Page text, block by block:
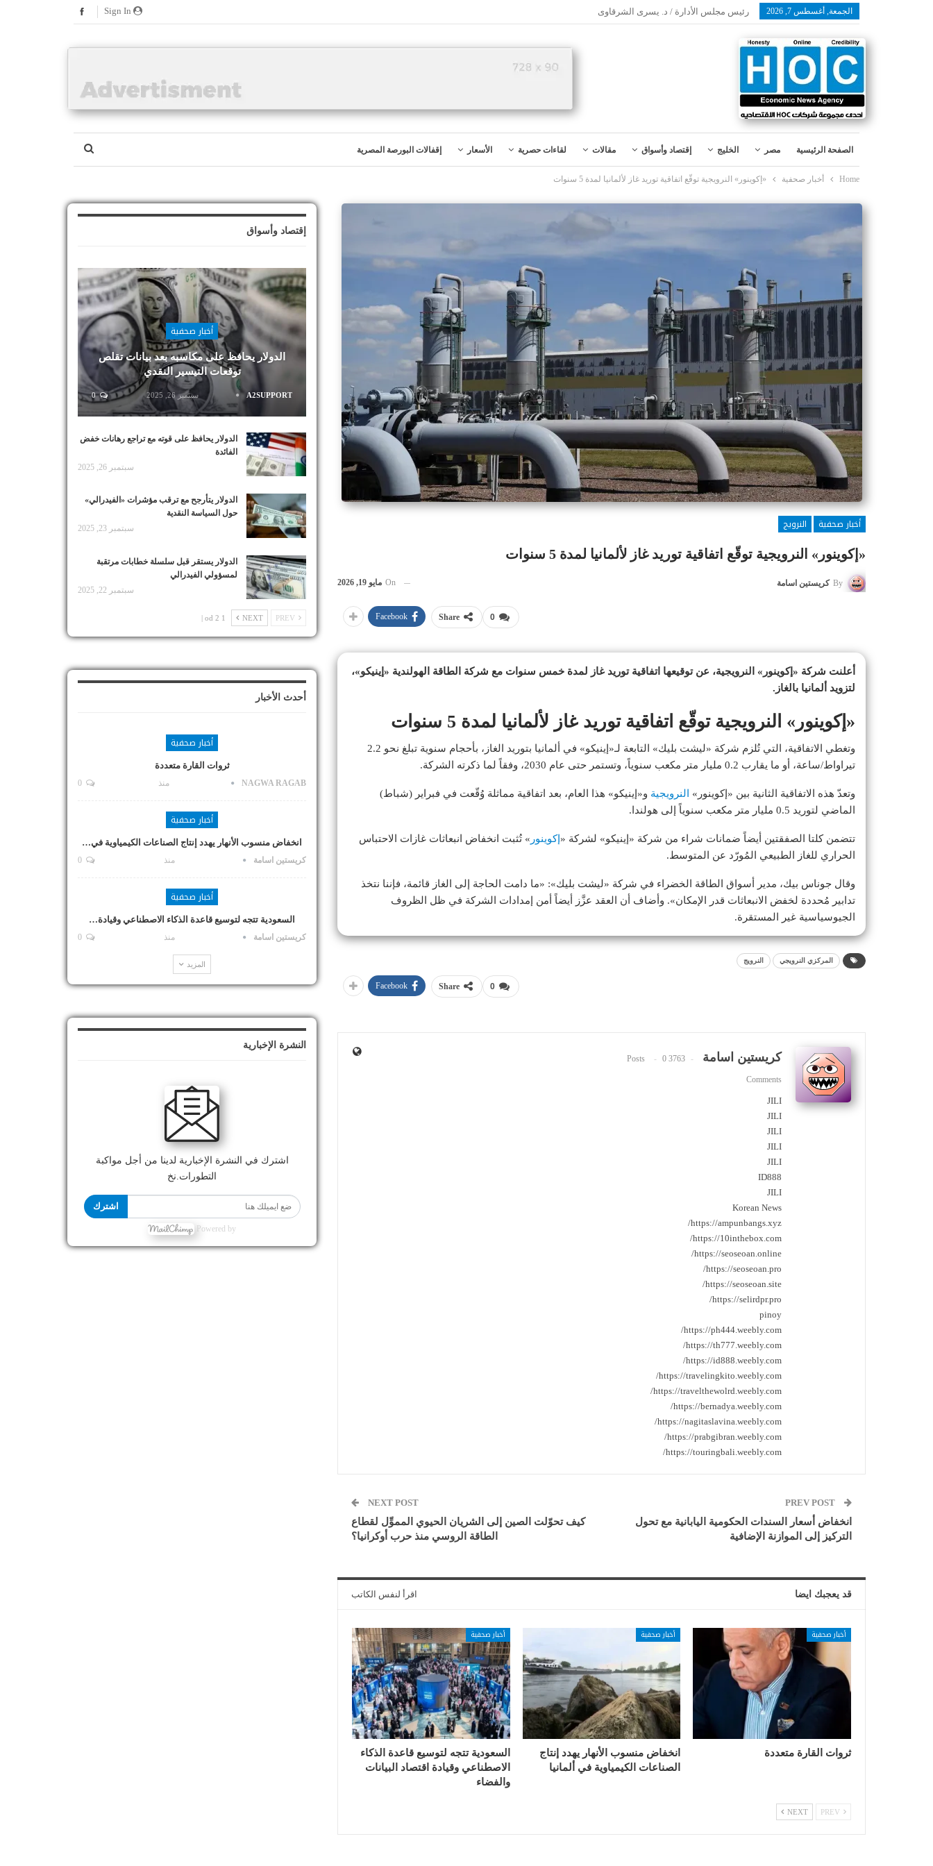
الجمعة, أغسطس 7, 2026 رئيس مجلس الأدارة / د. يسرى الشرقاوى
الصفحة الرئيسية مصر الخليج إقتصاد وأسواق مقالات لقاءات حصرية الأسعار إقفالات البورصة المصرية
Home أخبار صحفية «إكوينور» النرويجية توقّع اتفاقية توريد غاز لألمانيا لمدة 5 سنوات
أخبار صحفية
النرويج
«إكوينور» النرويجية توقّع اتفاقية توريد غاز لألمانيا لمدة 5 سنوات
By كريستين اسامة On مايو 19, 2026
0
Share
Facebook
أعلنت شركة «إكوينور» النرويجية، عن توقيعها اتفاقية توريد غاز لمدة خمس سنوات مع شركة الطاقة الهولندية «إينيكو»،
لتزويد ألمانيا بالغاز.
«إكوينور» النرويجية توقّع اتفاقية توريد غاز لألمانيا لمدة 5 سنوات
وتغطي الاتفاقية، التي تُلزم شركة «ليشت بليك» التابعة لـ«إينيكو» في ألمانيا بتوريد الغاز، بأحجام سنوية تبلغ نحو 2.2
تيراواط/ساعة، أو ما يقارب 0.2 مليار متر مكعب سنوياً، وتستمر حتى عام 2030، وفقاً لما ذكرته الشركة.
وتعدّ هذه الاتفاقية الثانية بين «إكوينور» النرويجية و«إينيكو» هذا العام، بعد اتفاقية مماثلة وُقّعت في فبراير (شباط)
الماضي لتوريد 0.5 مليار متر مكعب سنوياً إلى هولندا.
تتضمن كلتا الصفقتين أيضاً ضمانات شراء من شركة «إينيكو» لشركة «إكوينور » تُثبت انخفاض انبعاثات غازات الاحتباس
الحراري للغاز الطبيعي المُورّد عن المتوسط.
وقال جوناس بيك، مدير أسواق الطاقة الخضراء في شركة «ليشت بليك»: «ما دامت الحاجة إلى الغاز قائمة، فإننا نتخذ
تدابير مُحددة لخفض الانبعاثات قدر الإمكان». وأضاف أن العقد عزَّز أيضاً أمن إمدادات الشركة في ظل الظروف
الجيوسياسية غير المستقرة.
المركزي النرويجي النرويج
0
Share
Facebook
كريستين اسامة 3763 Posts
0
Comments
JILI
JILI
JILI
JILI
JILI
ID888
JILI
Korean News
https://ampunbangs.xyz/
https://10inthebox.com/
https://seoseoan.online/
https://seoseoan.pro/
https://seoseoan.site/
https://selirdpr.pro/
pinoy
https://ph444.weebly.com/
https://th777.weebly.com/
https://id888.weebly.com/
https://travelingkito.weebly.com/
https://travelthewolrd.weebly.com/
https://bernadya.weebly.com/
https://nagitaslavina.weebly.com/
https://prabgibran.weebly.com/
https://touringbali.weebly.com/
انخفاض أسعار السندات الحكومية اليابانية مع تحول
التركيز إلى الموازنة الإضافية
NEXT POST
كيف تحوّلت الصين إلى الشريان الحيوي المموِّل لقطاع
الطاقة الروسي منذ حرب أوكرانيا؟
قد يعجبك ايضا اقرأ لنفس الكاتب
أخبار صحفية
ثروات القارة متعددة
أخبار صحفية
انخفاض منسوب الأنهار يهدد إنتاج
الصناعات الكيمياوية في ألمانيا
أخبار صحفية
السعودية تتجه لتوسيع قاعدة الذكاء
الاصطناعي وقيادة اقتصاد البيانات
والفضاء
NEXT
إقتصاد وأسواق
أخبار صحفية
الدولار يحافظ على مكاسبه بعد بيانات تقلص
توقعات التيسير النقدي
A2SUPPORT سبتمبر 26, 2025 0
الدولار يحافظ على قوته مع تراجع رهانات خفض
الفائدة
سبتمبر 26, 2025
الدولار يتأرجح مع ترقب مؤشرات «الفيدرالي»
حول السياسة النقدية
سبتمبر 23, 2025
الدولار يستقر قبل سلسلة خطابات مرتقبة
لمسؤولي الفيدرالي
سبتمبر 22, 2025
NEXT
1 od 2 |
أحدث الأخبار
أخبار صحفية
ثروات القارة متعددة
NAGWA RAGAB منذ
أخبار صحفية
انخفاض منسوب الأنهار يهدد إنتاج الصناعات الكيمياوية في…
كريستين اسامة منذ
أخبار صحفية
السعودية تتجه لتوسيع قاعدة الذكاء الاصطناعي وقيادة…
كريستين اسامة منذ
المزيد
النشرة الإخبارية
اشترك في النشرة الإخبارية لدينا من أجل مواكبة
التطورات.نخ
اشترك
Powered by